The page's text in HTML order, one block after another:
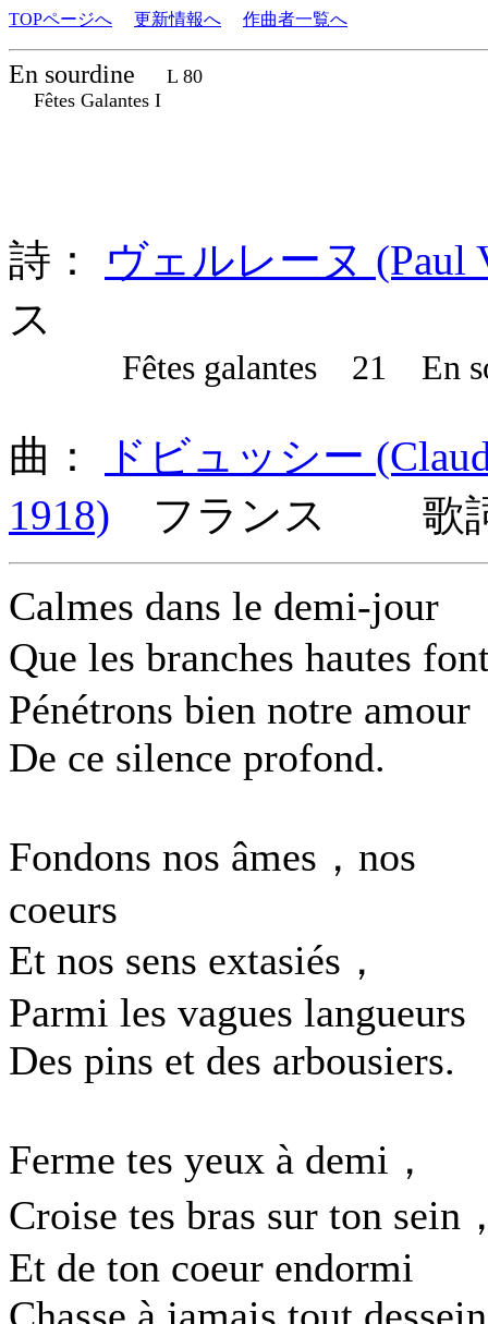
TOPページへ 更新情報へ 作曲者一覧へ
En sourdine
L 80
Fêtes Galantes I
詩： ヴェルレーヌ (Paul
ス
Fêtes galantes 21 En
曲：
ドビュッシー
1918) フランス 歌詞
Calmes dans le demi-jour
Que les branches hautes
Pénétrons bien notre amour
De ce silence profond.
Fondons nos âmes，nos
coeurs
Et nos sens extasiés，
Parmi les vagues langueurs
Des pins et des arbousiers.
Ferme tes yeux à demi，
Croise tes bras sur ton sein
Et de ton coeur endormi